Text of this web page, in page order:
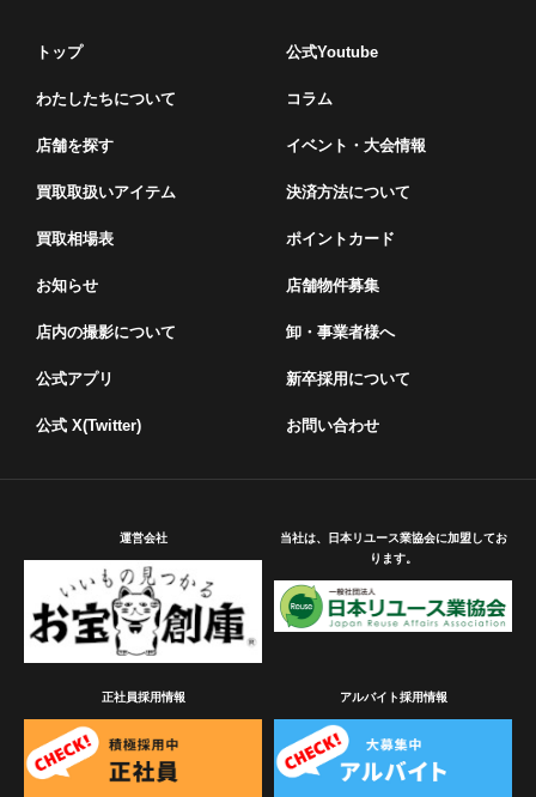
トップ
わたしたちについて
店舗を探す
買取取扱いアイテム
買取相場表
お知らせ
店内の撮影について
公式アプリ
公式 X(Twitter)
公式Youtube
コラム
イベント・⼤会情報
決済方法について
ポイントカード
店舗物件募集
卸・事業者様へ
新卒採用について
お問い合わせ
運営会社
当社は、日本リユース業協会に加盟してお
ります。
正社員採用情報 アルバイト採用情報